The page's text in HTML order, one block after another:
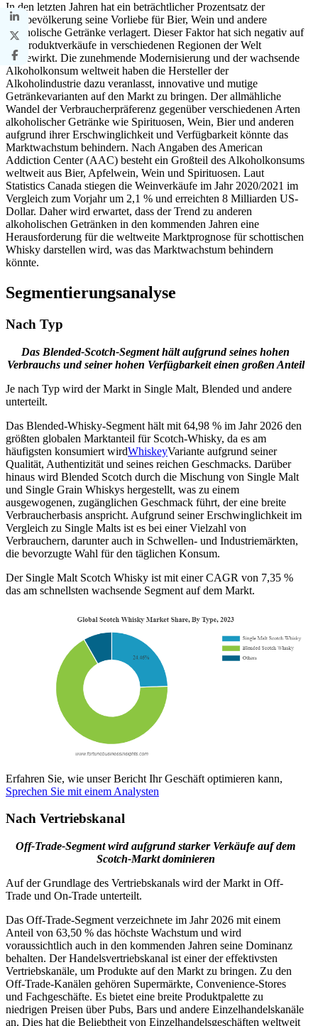
In den letzten Jahren hat ein beträchtlicher Prozentsatz der
Weltbevölkerung seine Vorliebe für Bier, Wein und andere
alkoholische Getränke verlagert. Dieser Faktor hat sich negativ auf
die Produktverkäufe in verschiedenen Regionen der Welt
ausgewirkt. Die zunehmende Modernisierung und der wachsende
Alkoholkonsum weltweit haben die Hersteller der
Alkoholindustrie dazu veranlasst, innovative und mutige
Getränkevarianten auf den Markt zu bringen. Der allmähliche
Wandel der Verbraucherpräferenz gegenüber verschiedenen Arten
alkoholischer Getränke wie Spirituosen, Wein, Bier und anderen
aufgrund ihrer Erschwinglichkeit und Verfügbarkeit könnte das
Marktwachstum behindern. Nach Angaben des American
Addiction Center (AAC) besteht ein Großteil des Alkoholkonsums
weltweit aus Bier, Apfelwein, Wein und Spirituosen. Laut
Statistics Canada stiegen die Weinverkäufe im Jahr 2020/2021 im
Vergleich zum Vorjahr um 2,1 % und erreichten 8 Milliarden US-
Dollar. Daher wird erwartet, dass der Trend zu anderen
alkoholischen Getränken in den kommenden Jahren eine
Herausforderung für die weltweite Marktprognose für schottischen
Whisky darstellen wird, was das Marktwachstum behindern
könnte.
Segmentierungsanalyse
Nach Typ
Das Blended-Scotch-Segment hält aufgrund seines hohen
Verbrauchs und seiner hohen Verfügbarkeit einen großen Anteil
Je nach Typ wird der Markt in Single Malt, Blended und andere
unterteilt.
Das Blended-Whisky-Segment hält mit 64,98 % im Jahr 2026 den
größten globalen Marktanteil für Scotch-Whisky, da es am
häufigsten konsumiert wirdWhiskeyVariante aufgrund seiner
Qualität, Authentizität und seines reichen Geschmacks. Darüber
hinaus wird Blended Scotch durch die Mischung von Single Malt
und Single Grain Whiskys hergestellt, was zu einem
ausgewogenen, zugänglichen Geschmack führt, der eine breite
Verbraucherbasis anspricht. Aufgrund seiner Erschwinglichkeit im
Vergleich zu Single Malts ist es bei einer Vielzahl von
Verbrauchern, darunter auch in Schwellen- und Industriemärkten,
die bevorzugte Wahl für den täglichen Konsum.
Der Single Malt Scotch Whisky ist mit einer CAGR von 7,35 %
das am schnellsten wachsende Segment auf dem Markt.
Erfahren Sie, wie unser Bericht Ihr Geschäft optimieren kann,
Sprechen Sie mit einem Analysten
Nach Vertriebskanal
Off-Trade-Segment wird aufgrund starker Verkäufe auf dem
Scotch-Markt dominieren
Auf der Grundlage des Vertriebskanals wird der Markt in Off-
Trade und On-Trade unterteilt.
Das Off-Trade-Segment verzeichnete im Jahr 2026 mit einem
Anteil von 63,50 % das höchste Wachstum und wird
voraussichtlich auch in den kommenden Jahren seine Dominanz
behalten. Der Handelsvertriebskanal ist einer der effektivsten
Vertriebskanäle, um Produkte auf den Markt zu bringen. Zu den
Off-Trade-Kanälen gehören Supermärkte, Convenience-Stores
und Fachgeschäfte. Es bietet eine breite Produktpalette zu
niedrigen Preisen über Pubs, Bars und andere Einzelhandelskanäle
an. Dies hat die Beliebtheit von Einzelhandelsgeschäften weltweit